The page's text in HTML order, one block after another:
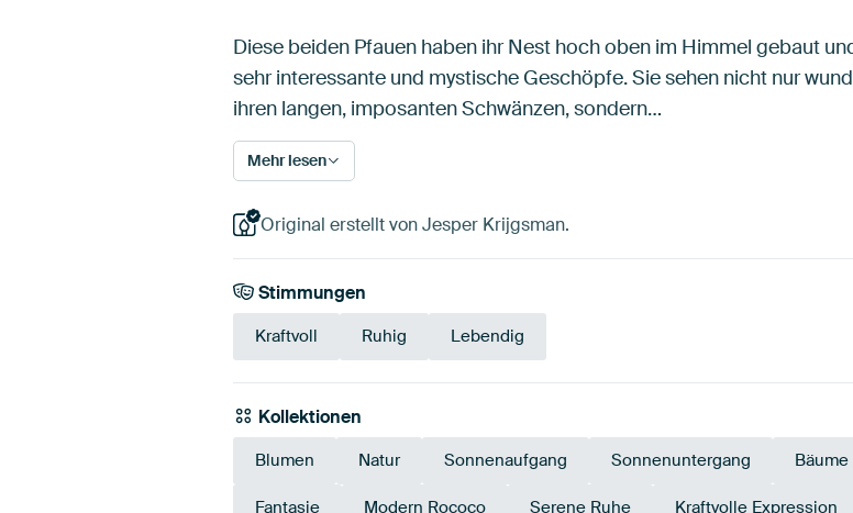
Diese beiden Pfauen haben ihr Nest hoch oben im Himmel gebaut
sehr interessante und mystische Geschöpfe. Sie sehen nicht nur
ihren langen, imposanten Schwänzen, sondern…
Mehr lesen
Original erstellt von Jesper Krijgsman.
Stimmungen
Kraftvoll Ruhig Lebendig
Kollektionen
Blumen Natur Sonnenaufgang Sonnenuntergang Bäume
Fantasie Modern Rococo Serene Ruhe Kraftvolle Expression